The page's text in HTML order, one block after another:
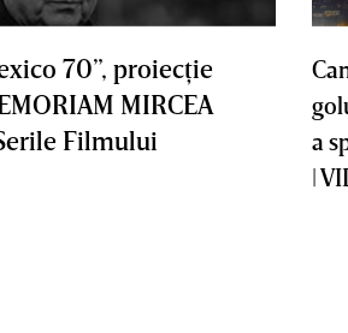
70”, proiecţie
MIRCEA
Filmului
a
|